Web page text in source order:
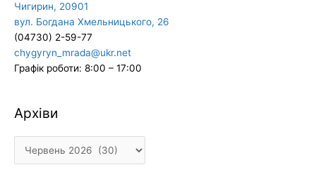
Чигирин, 20901
вул. Богдана Хмельницького, 26
(04730) 2-59-77
chygyryn_mrada@ukr.net
Графік роботи: 8:00 – 17:00
Архіви
Архіви